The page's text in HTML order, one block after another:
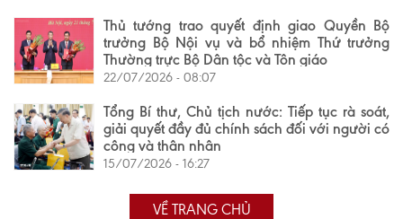
Thủ tướng trao quyết định giao Quyền Bộ
trưởng Bộ Nội vụ và bổ nhiệm Thứ trưởng
Thường trực Bộ Dân tộc và Tôn giáo
22/07/2026 - 08:07
Tổng Bí thư, Chủ tịch nước: Tiếp tục rà soát,
giải quyết đầy đủ chính sách đối với người có
công và thân nhân
15/07/2026 - 16:27
VỀ TRANG CHỦ